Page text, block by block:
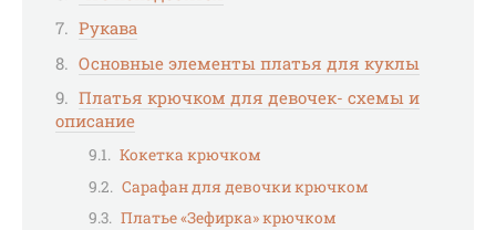
Рукава
Основные элементы платья для куклы
Платья крючком для девочек- схемы и
описание
Кокетка крючком
Сарафан для девочки крючком
Платье «Зефирка» крючком